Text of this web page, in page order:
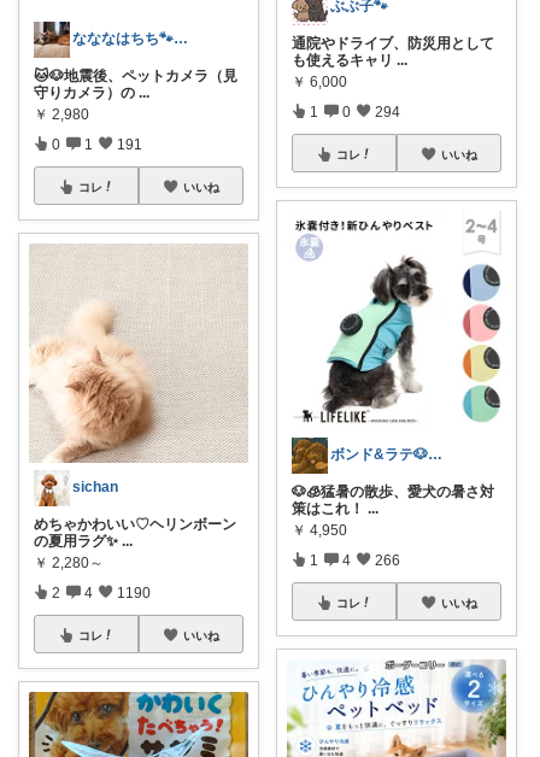
なななはちち🐾猫とおトクと美味しいもの
🐱🐶地震後、ペットカメラ（見
守りカメラ）の ...
￥ 2,980
0 1 191
コレ いいね
sichan
めちゃかわいい♡ヘリンボーン
の夏用ラグ✨ ...
￥ 2,280～
2 4 1190
コレ いいね
ぶぶ子🐾
通院やドライブ、防災用として
も使えるキャリ ...
￥ 6,000
1 0 294
コレ いいね
ボンド&ラテ🐶経由購入感謝です🙇
🐶🧊猛暑の散歩、愛犬の暑さ対
策はこれ！ ...
￥ 4,950
1 4 266
コレ いいね